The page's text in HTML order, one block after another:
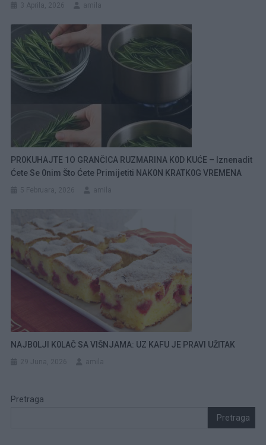
PR0KUHAJTE 1O GRANČICA RUZMARINA K0D KUĆE – Iznenadit
Ćete Se 0nim Što Ćete Primijetiti NAK0N KRATK0G VREMENA
NAJB0LJI K0LAČ SA VIŠNJAMA: UZ KAFU JE PRAVI UŽITAK
Pretraga
Pretraga